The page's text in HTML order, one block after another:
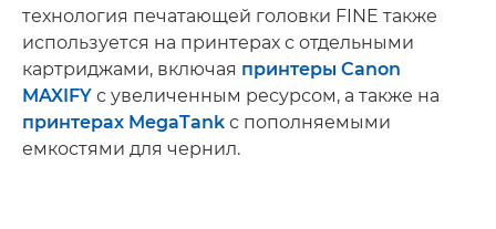
технология печатающей головки FINE также
используется на принтерах с отдельными
картриджами, включая принтеры Canon
MAXIFY с увеличенным ресурсом, а также на
принтерах MegaTank с пополняемыми
емкостями для чернил.